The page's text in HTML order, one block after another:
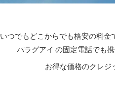
いつでもどこからでも格安の料金
パラグアイ の固定電話でも
お得な価格のクレジ